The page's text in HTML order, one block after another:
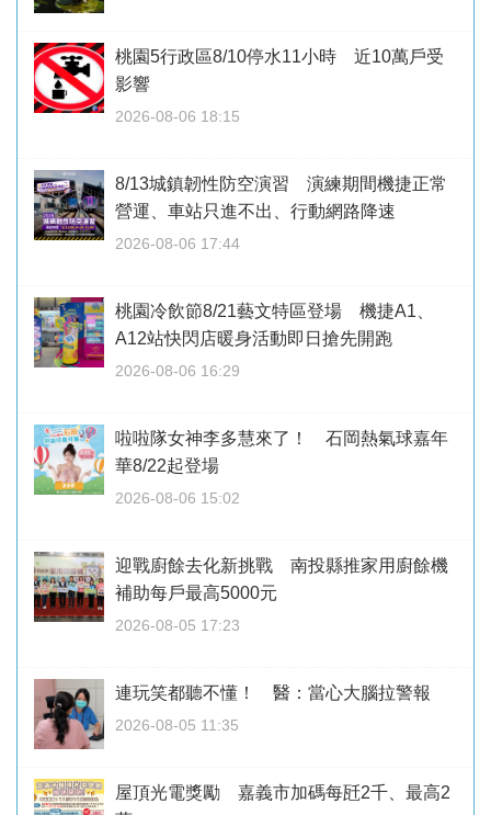
桃園5行政區8/10停水11小時 近10萬戶受
影響
2026-08-06 18:15
8/13城鎮韌性防空演習 演練期間機捷正常
營運、車站只進不出、行動網路降速
2026-08-06 17:44
桃園冷飲節8/21藝文特區登場 機捷A1、
A12站快閃店暖身活動即日搶先開跑
2026-08-06 16:29
啦啦隊女神李多慧來了！ 石岡熱氣球嘉年
華8/22起登場
2026-08-06 15:02
迎戰廚餘去化新挑戰 南投縣推家用廚餘機
補助每戶最高5000元
2026-08-05 17:23
連玩笑都聽不懂！ 醫：當心大腦拉警報
2026-08-05 11:35
屋頂光電獎勵 嘉義市加碼每瓩2千、最高2